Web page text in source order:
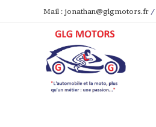
Mail : jonathan@glgmotors.fr /